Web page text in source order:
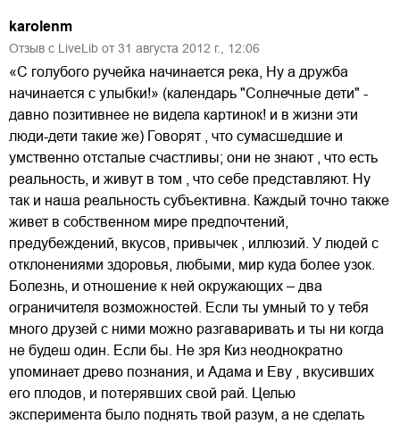
karolenm
Отзыв с LiveLib от 31 августа 2012 г., 12:06
«С голубого ручейка начинается река, Ну а дружба
начинается с улыбки!» (календарь "Солнечные дети" -
давно позитивнее не видела картинок! и в жизни эти
люди-дети такие же) Говорят , что сумасшедшие и
умственно отсталые счастливы; они не знают , что есть
реальность, и живут в том , что себе представляют. Ну
так и наша реальность субъективна. Каждый точно также
живет в собственном мире предпочтений,
предубеждений, вкусов, привычек , иллюзий. У людей с
отклонениями здоровья, любыми, мир куда более узок.
Болезнь, и отношение к ней окружающих – два
ограничителя возможностей. Если ты умный то у тебя
много друзей с ними можно разгаваривать и ты ни когда
не будеш один. Если бы. Не зря Киз неоднократно
упоминает древо познания, и Адама и Еву , вкусивших
его плодов, и потерявших свой рай. Целью
эксперимента было поднять твой разум, а не сделать